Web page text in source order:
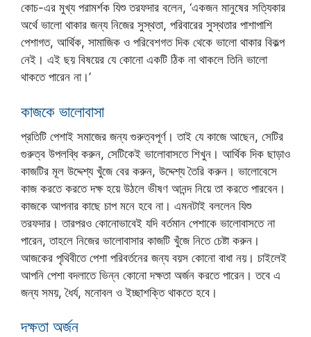
কোচ-এর মুখ্য পরামর্শক যিশু তরফদার বলেন, ‘একজন মানুষের সত্যিকার
অর্থে ভালো থাকার জন্য নিজের সুস্থতা, পরিবারের সুস্থতার পাশাপাশি
পেশাগত, আর্থিক, সামাজিক ও পরিবেশগত দিক থেকে ভালো থাকার বিকল্প
নেই। এই ছয় বিষয়ের যে কোনো একটি ঠিক না থাকলে তিনি ভালো
থাকতে পারেন না।’
কাজকে ভালোবাসা
প্রতিটি পেশাই সমাজের জন্য গুরুত্বপূর্ণ। তাই যে কাজে আছেন, সেটির
গুরুত্ব উপলব্ধি করুন, সেটিকেই ভালোবাসতে শিখুন। আর্থিক দিক ছাড়াও
কাজটির মূল উদ্দেশ্য খুঁজে বের করুন, উদ্দেশ্য তৈরি করুন। ভালোবেসে
কাজ করতে করতে দক্ষ হয়ে উঠলে ভীষণ আনন্দ নিয়ে তা করতে পারবেন।
কাজকে আপনার কাছে চাপ মনে হবে না। এমনটাই বললেন যিশু
তরফদার। তারপরও কোনোভাবেই যদি বর্তমান পেশাকে ভালোবাসতে না
পারেন, তাহলে নিজের ভালোবাসার কাজটি খুঁজে নিতে চেষ্টা করুন।
আজকের পৃথিবীতে পেশা পরিবর্তনের জন্য বয়স কোনো বাধা নয়। চাইলেই
আপনি পেশা বদলাতে ভিন্ন কোনো দক্ষতা অর্জন করতে পারেন। তবে এ
জন্য সময়, ধৈর্য, মনোবল ও ইচ্ছাশক্তি থাকতে হবে।
দক্ষতা অর্জন